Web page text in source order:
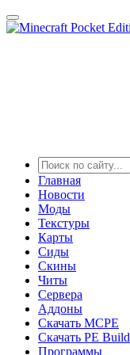
Главная
Новости
Моды
Текстуры
Карты
Сиды
Cкины
Читы
Сервера
Аддоны
Скачать MCPE
Скачать PE Build
Программы